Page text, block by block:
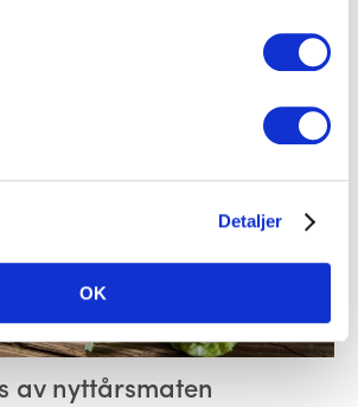
Detaljer
OK
av nyttårsmaten